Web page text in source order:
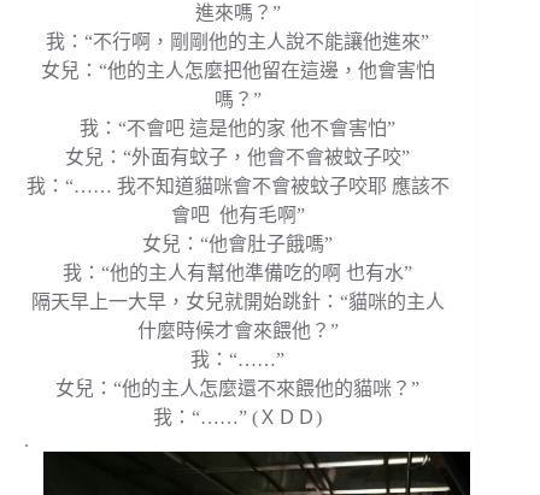
進來嗎？”
我：“不行啊，剛剛他的主人說不能讓他進來”
女兒：“他的主人怎麼把他留在這邊，他會害怕
嗎？”
我：“不會吧 這是他的家 他不會害怕”
女兒：“外面有蚊子，他會不會被蚊子咬”
我：“…… 我不知道貓咪會不會被蚊子咬耶 應該不
會吧 他有毛啊”
女兒：“他會肚子餓嗎”
我：“他的主人有幫他準備吃的啊 也有水”
隔天早上一大早，女兒就開始跳針：“貓咪的主人
什麼時候才會來餵他？”
我：“……”
女兒：“他的主人怎麼還不來餵他的貓咪？”
我：“……” (ＸＤＤ)
.